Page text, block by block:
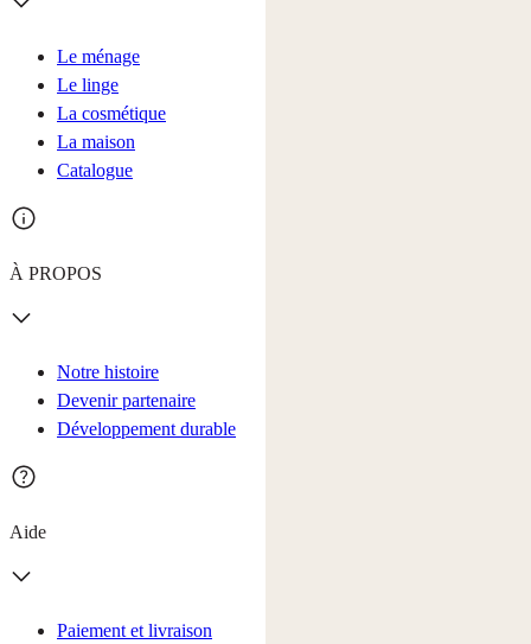
Le ménage
Le linge
La cosmétique
La maison
Catalogue
À PROPOS
Notre histoire
Devenir partenaire
Développement durable
Aide
Paiement et livraison